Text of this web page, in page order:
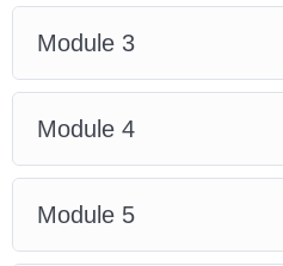
Module 3
Module 4
Module 5